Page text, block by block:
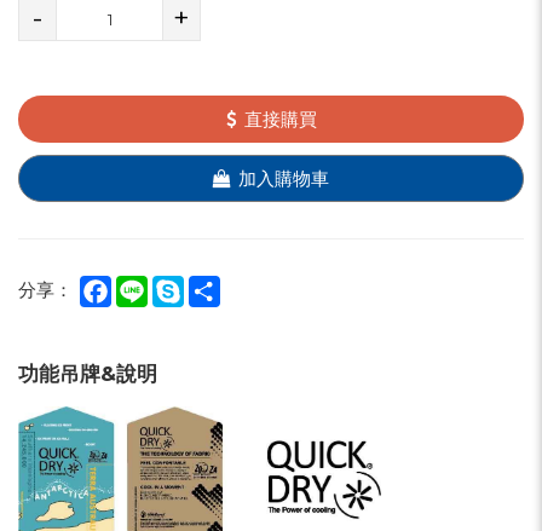
- +
直接購買
加入購物車
分享： Facebook
Line Skype
功能吊牌&說明